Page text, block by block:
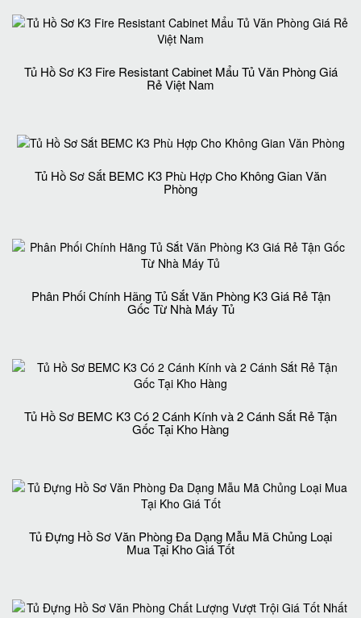
Tủ Hồ Sơ K3 Fire Resistant Cabinet Mẩu Tủ Văn Phòng Giá
Rẻ Việt Nam
Tủ Hồ Sơ Sắt BEMC K3 Phù Hợp Cho Không Gian Văn
Phòng
Phân Phối Chính Hãng Tủ Sắt Văn Phòng K3 Giá Rẻ Tận
Gốc Từ Nhà Máy Tủ
Tủ Hồ Sơ BEMC K3 Có 2 Cánh Kính và 2 Cánh Sắt Rẻ Tận
Gốc Tại Kho Hàng
Tủ Đựng Hồ Sơ Văn Phòng Đa Dạng Mẫu Mã Chủng Loại
Mua Tại Kho Giá Tốt